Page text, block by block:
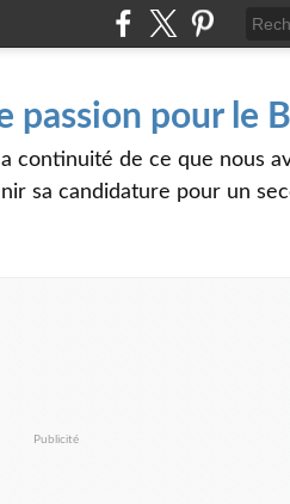
passion pour le
continuité de ce que nous
sa candidature pour un
Publicité